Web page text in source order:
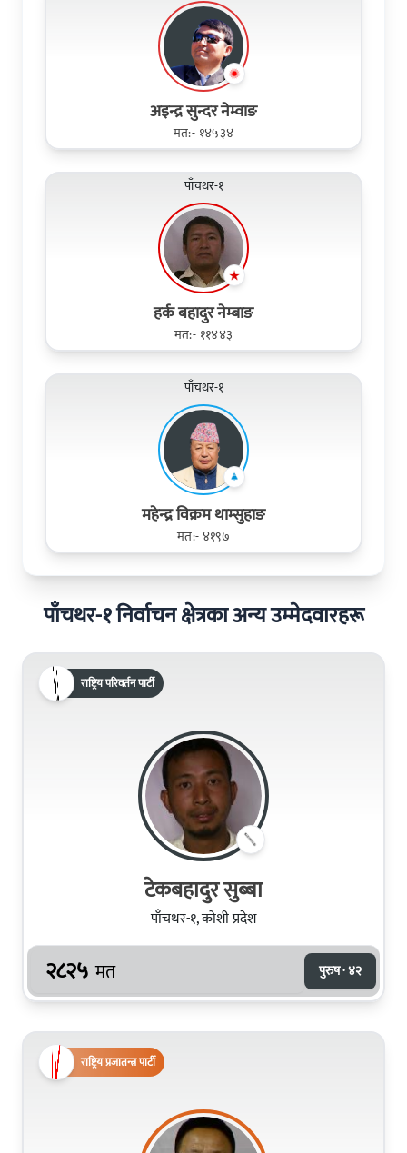
अइन्द्र सुन्दर नेम्वाङ
मत:- १४५३४
पाँचथर-१
हर्क बहादुर नेम्बाङ
मत:- ११४४३
पाँचथर-१
महेन्द्र विक्रम थाम्सुहाङ
मत:- ४१९७
पाँचथर-१ निर्वाचन क्षेत्रका अन्य उम्मेदवारहरू
राष्ट्रिय परिवर्तन पार्टी
टेकबहादुर सुब्बा
पाँचथर-१, कोशी प्रदेश
२८२५ मत पुरुष · ४२
राष्ट्रिय प्रजातन्त्र पार्टी